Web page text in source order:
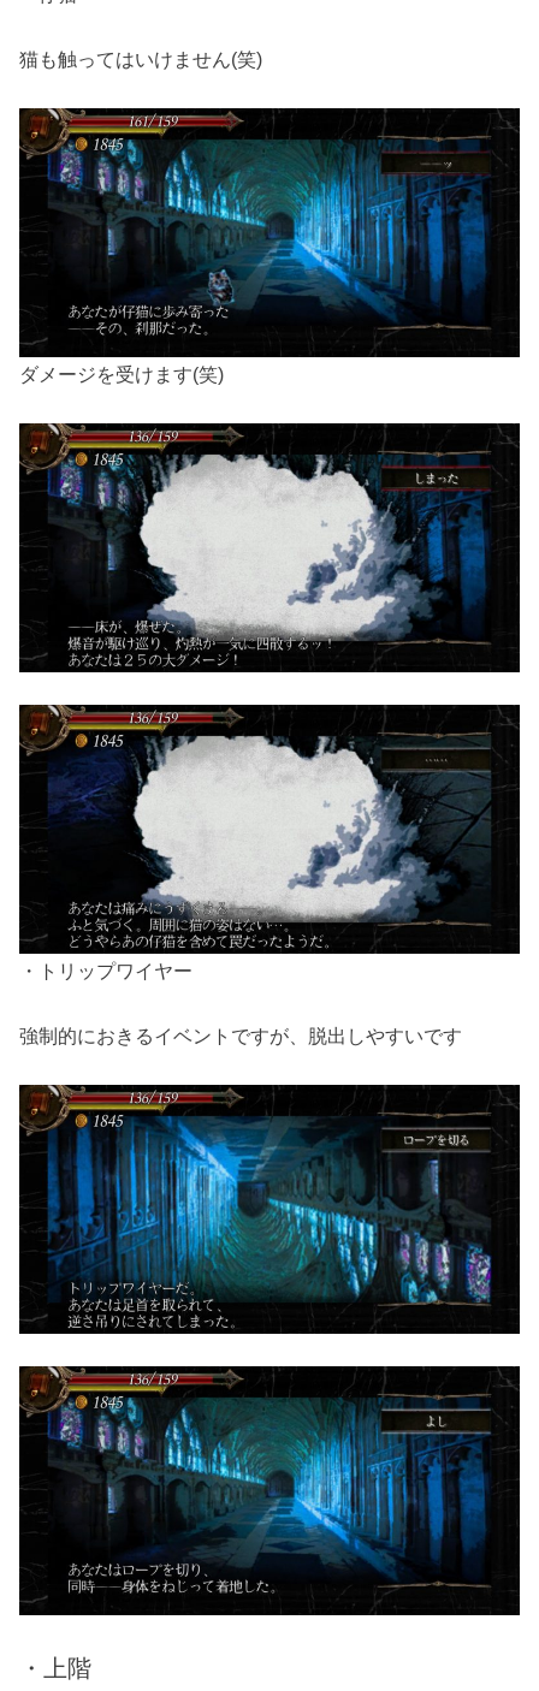
猫も触ってはいけません(笑)
ダメージを受けます(笑)
・トリップワイヤー
強制的におきるイベントですが、脱出しやすいです
・上階